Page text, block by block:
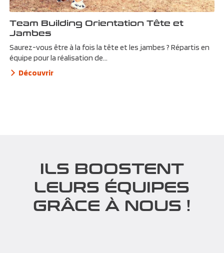
Team Building Orientation Tête et
Jambes
Saurez-vous être à la fois la tête et les jambes ? Répartis en
équipe pour la réalisation de...
Découvrir
ILS BOOSTENT
LEURS ÉQUIPES
GRÂCE À NOUS !